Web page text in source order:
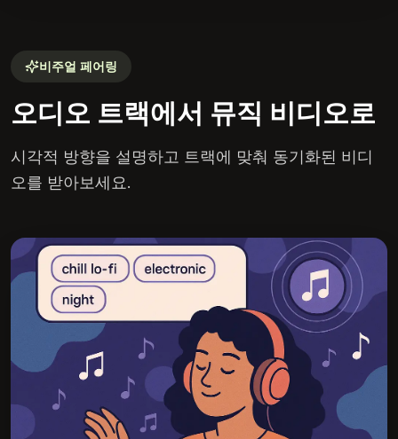
비주얼 페어링
오디오 트랙에서 뮤직 비디오로
시각적 방향을 설명하고 트랙에 맞춰 동기화된 비디
오를 받아보세요.